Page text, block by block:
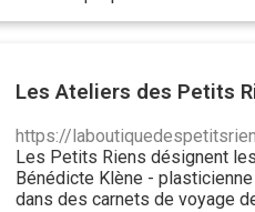
Les Ateliers des Petits
https://
Les Petits Riens désignent
Bénédicte Klène -
dans des carnets de voyage